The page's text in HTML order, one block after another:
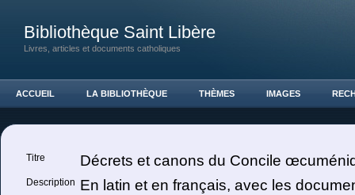
Bibliothèque Saint Libère
Livres, articles et documents catholiques
ACCUEIL LA BIBLIOTHÈQUE THÈMES IMAGES
Titre Décrets et canons du Concile
Description En latin et en français, avec les